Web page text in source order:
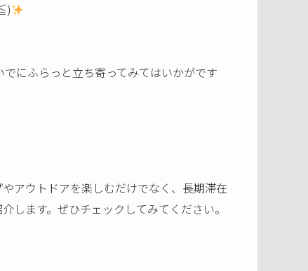
にふらっと立ち寄ってみてはいかがです
アウトドアを楽しむだけでなく、長期滞在
します。ぜひチェックしてみてください。